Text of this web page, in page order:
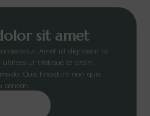
sit amet
Amet id dignissim id
ut tristique et proin.
Quis tincidunt non quis